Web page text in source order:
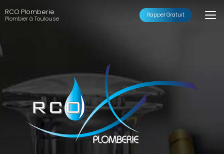
au
contenu
RCO Plomberie
Plombier à Toulouse Rappel Gratuit